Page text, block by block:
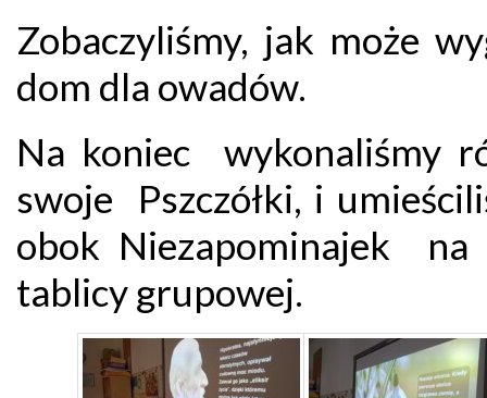
Zobaczyliśmy, jak może
dom dla owadów.
Na koniec wykonaliśmy
swoje Pszczółki, i
obok Niezapominajek na
tablicy grupowej.